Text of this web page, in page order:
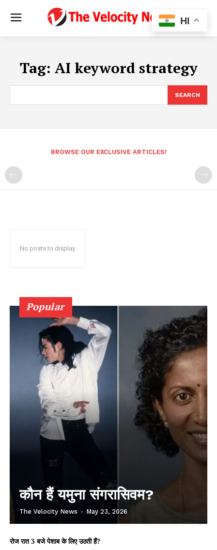
Tag: AI keyword strategy
SEARCH
BROWSE OUR EXCLUSIVE ARTICLES!
No posts to display
Popular
कौन हैं यमुना संगरासिवम?
The Velocity News - May 23, 2026
रोज रात 3 बजे पेशाब के लिए उठती हैं?
HI